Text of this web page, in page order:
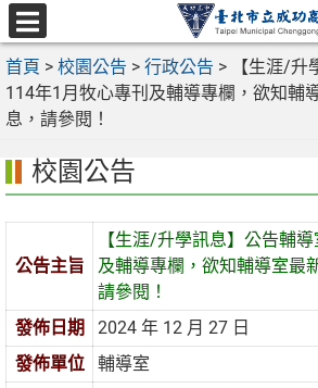
跳
至
主
要
內
選
單
首頁 > 校園公告 > 行政公告 >
【生涯/升
114年1月牧心專刊及輔導專欄，欲知輔
息，請參閱！
校園公告
公告主旨
【生涯/升學訊息】公告輔
及輔導專欄，欲知輔導室最
請參閱！
發佈日期
2024 年 12 月 27 日
發佈單位
輔導室